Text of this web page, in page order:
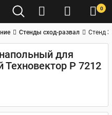
0
Стенды сход-развал Стенд
для
P 7212